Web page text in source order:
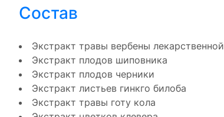
Состав
Экстракт травы вербены лекарственной
Экстракт плодов шиповника
Экстракт плодов черники
Экстракт листьев гинкго билоба
Экстракт травы готу кола